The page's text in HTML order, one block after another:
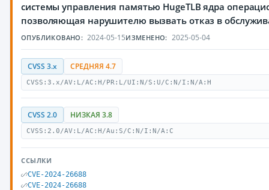
системы управления памятью HugeTLB ядра
позволяющая нарушителю вызвать отказ в
ОПУБЛИКОВАНО: 2024-05-15ИЗМЕНЕНО: 2025-05-04
CVSS 3.x СРЕДНЯЯ 4.7
CVSS:3.x/AV:L/AC:H/PR:L/UI:N/S:U/C:N/I:N/A:H
CVSS 2.0 НИЗКАЯ 3.8
CVSS:2.0/AV:L/AC:H/Au:S/C:N/I:N/A:C
ССЫЛКИ
CVE-2024-26688
CVE-2024-26688